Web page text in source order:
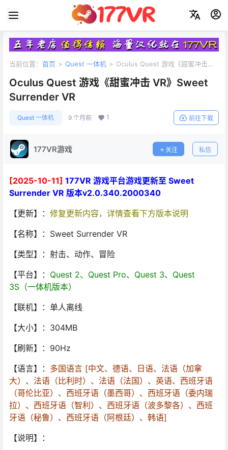
当前位置： 首页 > Quest 一体机 > Oculus Quest 游戏《甜蜜冲击
Oculus Quest 游戏《甜蜜冲击 VR》Sweet
Surrender VR
Quest 一体机 9 个月前 1 前往下载
177VR游戏 关注 私信
[2025-10-11] 177VR 游戏平台游戏更新至 Sweet
Surrender VR 版本v2.0.340.2000340
【更新】： 修复更新内容，详情查看下方版本说明
【名称】：Sweet Surrender VR
【类型】：射击、动作、冒险
【平台】： Quest 2、Quest Pro、Quest 3、Quest
3S（一体机版本）
【联机】：单人离线
【大小】：304MB
【刷新】：90Hz
【语言】： 多国语言 [中文、德语、日语、法语（加拿
大）、法语（比利时）、法语（法国）、英语、西班牙语
（哥伦比亚）、西班牙语（墨西哥）、西班牙语（委内瑞
拉）、西班牙语（智利）、西班牙语（波多黎各）、西班
牙语（秘鲁）、西班牙语（阿根廷）、韩语]
【说明】：